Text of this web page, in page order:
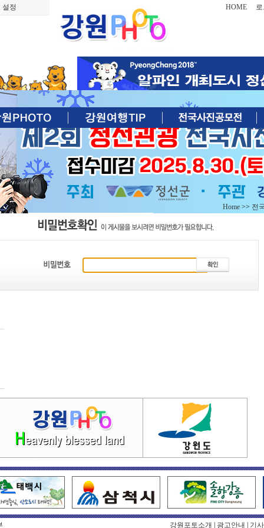
설정 HOME
Home >> 전
강원포토소개 광고안내 기